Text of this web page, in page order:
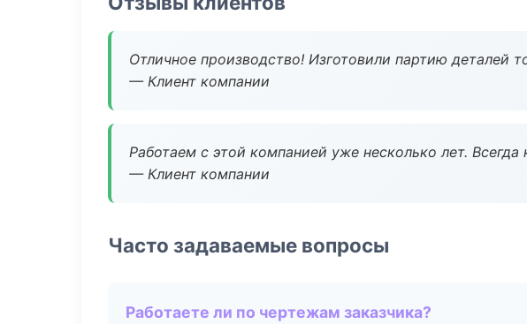
Отличное производство! Изготовили партию деталей
— Клиент компании
Работаем с этой компанией уже несколько лет. Всегда
— Клиент компании
Часто задаваемые вопросы
Работаете ли по чертежам заказчика?